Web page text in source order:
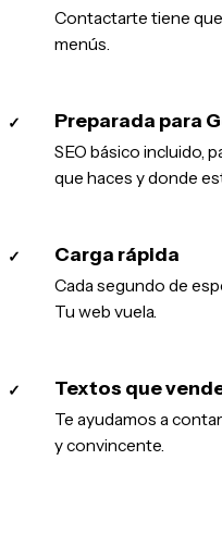
Contactarte tiene
menús.
✓ Preparada para
SEO básico incluido,
que haces y donde
✓ Carga rápida
Cada segundo de
Tu web vuela.
✓ Textos que
Te ayudamos a
y convincente.